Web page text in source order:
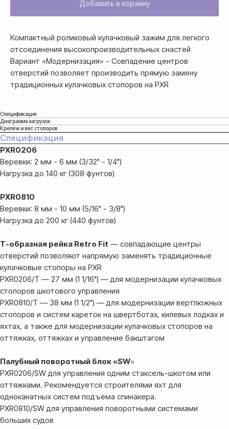
Добавить в корзину
Компактный роликовый кулачковый зажим для легкого
отсоединения высокопроизводительных снастей
Вариант «Модернизация» - Совпадение центров
отверстий позволяет производить прямую замену
традиционных кулачковых стопоров на PXR
Спецификация
Диаграмма нагрузок
Крепёж и вес стопоров
Спецификация
PXR0206
Веревки: 2 мм - 6 мм (3/32" - 1/4")
Нагрузка до 140 кг (308 фунтов)
PXR0810
Веревки: 8 мм - 10 мм (5/16" - 3/8")
Нагрузка до 200 кг (440 фунтов)
Т-образная рейка Retro Fit — совпадающие центры
отверстий позволяют напрямую заменять традиционные
кулачковые стопоры на PXR
PXR0206/T — 27 мм (1 1/16") — для модернизации кулачковых
стопоров шкотового управления
PXR0810/T — 38 мм (1 1/2") — для модернизации вертлюжных
стопоров и систем кареток на швертботах, килевых лодках и
яхтах, а также для модернизации кулачковых стопоров на
оттяжках, оттяжках и управление бакштагом
Палубный поворотный блок «SW»
PXR0206/SW для управления одним стаксель-шкотом или
оттяжками. Рекомендуется строителями яхт для
одноканатных систем подъёма спинакера.
PXR0810/SW для управления поворотными системами
больших судов